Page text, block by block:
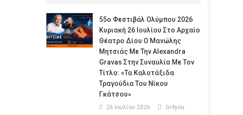
55ο Φεστιβάλ Ολύμπου 2026
Κυριακή 26 Ιουλίου Στο Αρχαίο
Θέατρο Δίου Ο Μανώλης
Μητσιάς Με Την Alexandra
Gravas Στην Συναυλία Με Τον
Τίτλο: «τα Καλοτάξιδα
Τραγούδια Του Νίκου
Γκάτσου»
26 Ιουλίου 2026 Gr4you